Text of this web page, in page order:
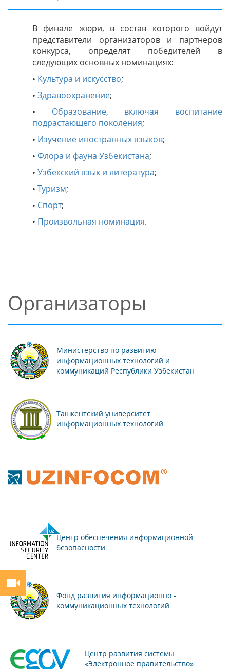
В финале жюри, в состав которого войдут
представители организаторов и партнеров
конкурса, определят победителей в
следующих основных номинациях:
• Культура и искусство;
• Здравоохранение;
• Образование, включая воспитание
подрастающего поколения;
• Изучение иностранных языков;
• Флора и фауна Узбекистана;
• Узбекский язык и литература;
• Туризм;
• Спорт;
• Произвольная номинация.
Организаторы
Министерство по развитию
информационных технологий и
коммуникаций Республики Узбекистан
Ташкентский университет
информационных технологий
Центр обеспечения информационной
безопасности
Фонд развития информационно -
коммуникационных технологий
Центр развития системы
«Электронное правительство»